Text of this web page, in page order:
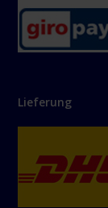
Lieferung